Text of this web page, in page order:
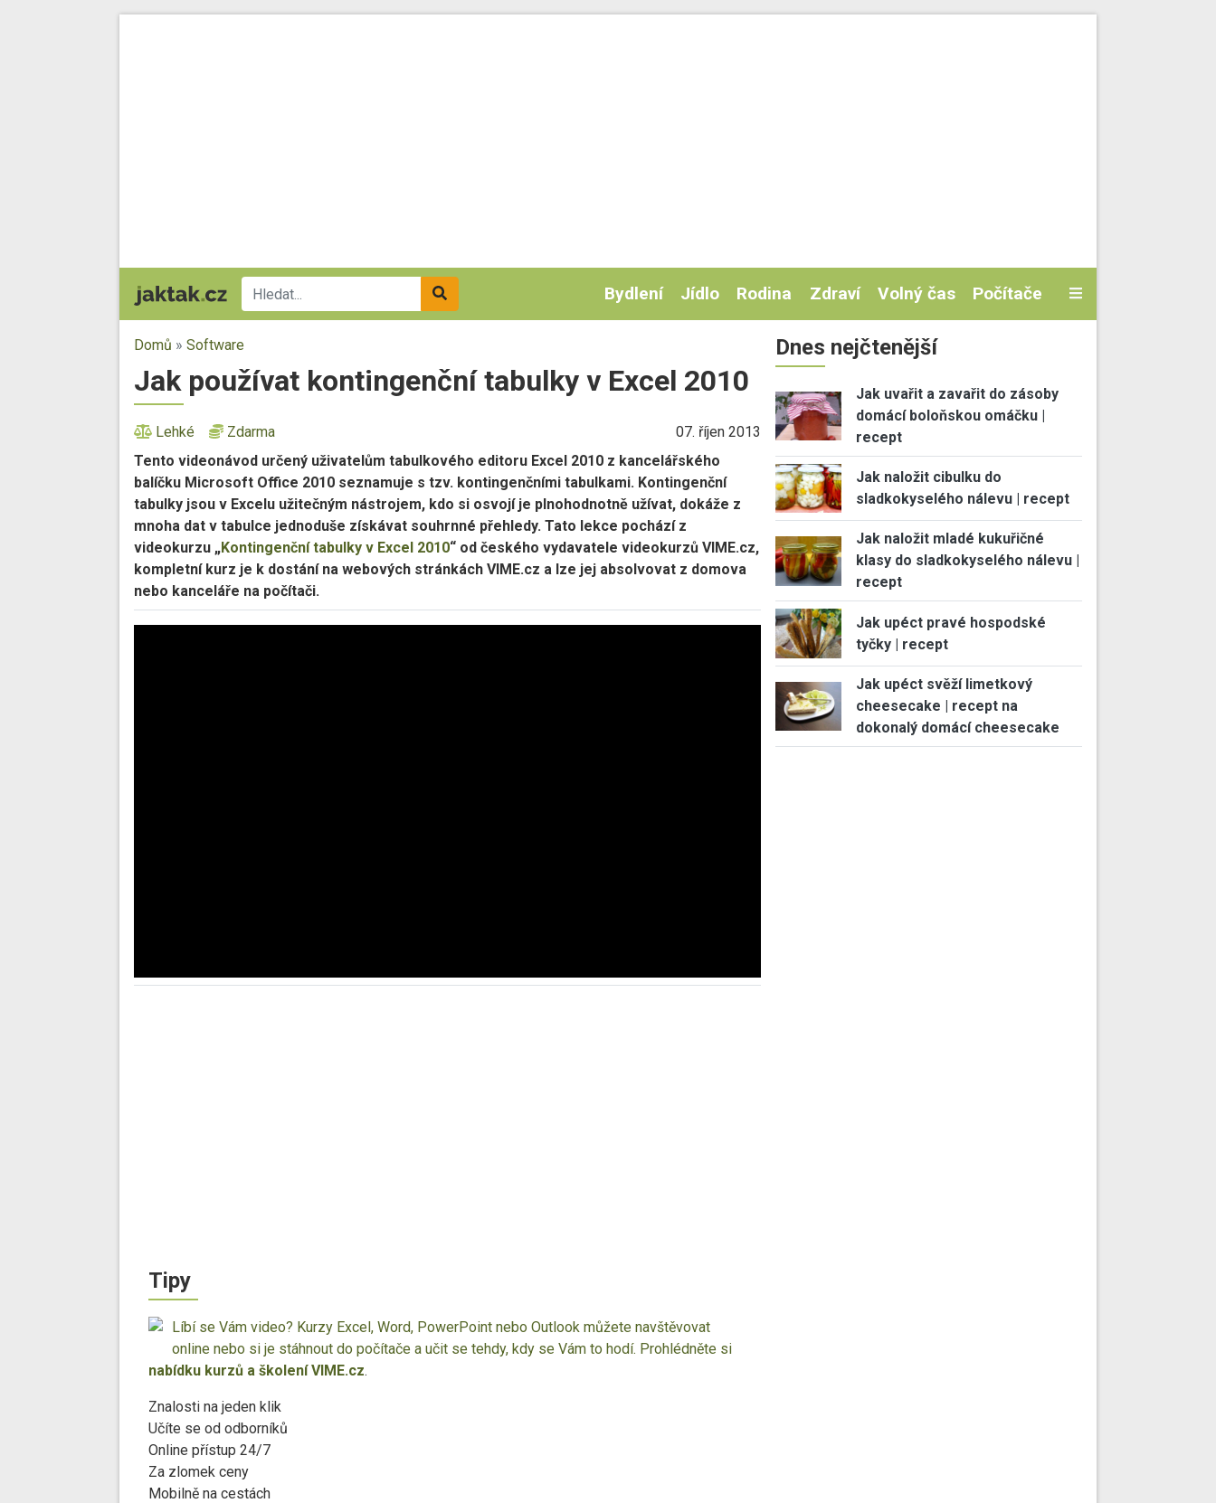
Bydlení Jídlo Rodina Zdraví Volný čas Počítače
Domů » Software
Jak používat kontingenční tabulky v Excel 2010
Lehké Zdarma
07. říjen 2013
Tento videonávod určený uživatelům tabulkového editoru Excel 2010 z kancelářského
balíčku Microsoft Office 2010 seznamuje s tzv. kontingenčními tabulkami. Kontingenční
tabulky jsou v Excelu užitečným nástrojem, kdo si osvojí je plnohodnotně užívat, dokáže z
mnoha dat v tabulce jednoduše získávat souhrnné přehledy. Tato lekce pochází z
videokurzu „Kontingenční tabulky v Excel 2010“ od českého vydavatele videokurzů VIME.cz,
kompletní kurz je k dostání na webových stránkách VIME.cz a lze jej absolvovat z domova
nebo kanceláře na počítači.
Tipy
Líbí se Vám video? Kurzy Excel, Word, PowerPoint nebo Outlook můžete navštěvovat
online nebo si je stáhnout do počítače a učit se tehdy, kdy se Vám to hodí. Prohlédněte si
nabídku kurzů a školení VIME.cz.
Znalosti na jeden klik
Učíte se od odborníků
Online přístup 24/7
Za zlomek ceny
Mobilně na cestách
Dnes nejčtenější
Jak uvařit a zavařit do zásoby
domácí boloňskou omáčku |
recept
Jak naložit cibulku do
sladkokyselého nálevu | recept
Jak naložit mladé kukuřičné
klasy do sladkokyselého nálevu |
recept
Jak upéct pravé hospodské
tyčky | recept
Jak upéct svěží limetkový
cheesecake | recept na
dokonalý domácí cheesecake